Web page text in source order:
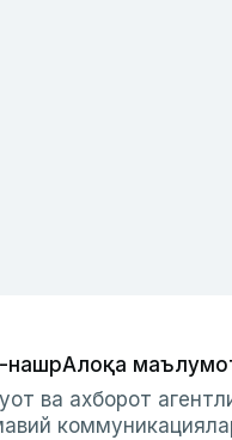
нашрАлоқа
ва ахборот